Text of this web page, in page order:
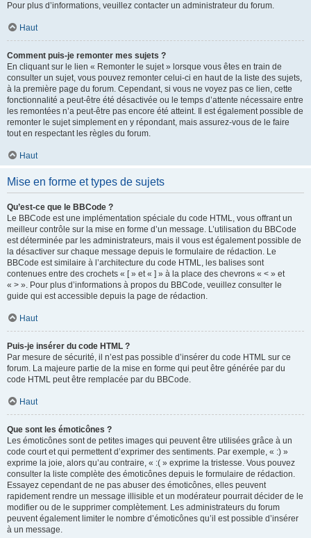
Pour plus d’informations, veuillez contacter un administrateur du forum.
Haut
Comment puis-je remonter mes sujets ?
En cliquant sur le lien « Remonter le sujet » lorsque vous êtes en train de
consulter un sujet, vous pouvez remonter celui-ci en haut de la liste des sujets,
à la première page du forum. Cependant, si vous ne voyez pas ce lien, cette
fonctionnalité a peut-être été désactivée ou le temps d’attente nécessaire entre
les remontées n’a peut-être pas encore été atteint. Il est également possible de
remonter le sujet simplement en y répondant, mais assurez-vous de le faire
tout en respectant les règles du forum.
Haut
Mise en forme et types de sujets
Qu’est-ce que le BBCode ?
Le BBCode est une implémentation spéciale du code HTML, vous offrant un
meilleur contrôle sur la mise en forme d’un message. L’utilisation du BBCode
est déterminée par les administrateurs, mais il vous est également possible de
la désactiver sur chaque message depuis le formulaire de rédaction. Le
BBCode est similaire à l’architecture du code HTML, les balises sont
contenues entre des crochets « [ » et « ] » à la place des chevrons « < » et
« > ». Pour plus d’informations à propos du BBCode, veuillez consulter le
guide qui est accessible depuis la page de rédaction.
Haut
Puis-je insérer du code HTML ?
Par mesure de sécurité, il n’est pas possible d’insérer du code HTML sur ce
forum. La majeure partie de la mise en forme qui peut être générée par du
code HTML peut être remplacée par du BBCode.
Haut
Que sont les émoticônes ?
Les émoticônes sont de petites images qui peuvent être utilisées grâce à un
code court et qui permettent d’exprimer des sentiments. Par exemple, « :) »
exprime la joie, alors qu’au contraire, « :( » exprime la tristesse. Vous pouvez
consulter la liste complète des émoticônes depuis le formulaire de rédaction.
Essayez cependant de ne pas abuser des émoticônes, elles peuvent
rapidement rendre un message illisible et un modérateur pourrait décider de le
modifier ou de le supprimer complètement. Les administrateurs du forum
peuvent également limiter le nombre d’émoticônes qu’il est possible d’insérer
à un message.